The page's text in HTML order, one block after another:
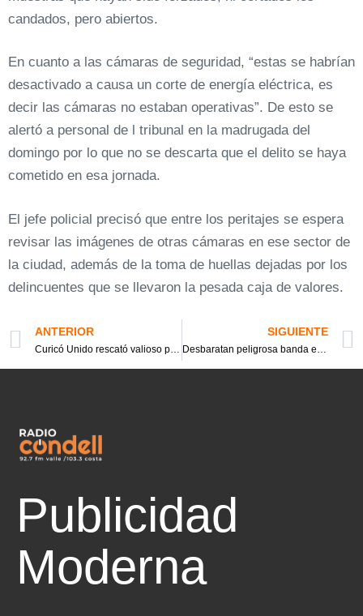
candados, pero abiertos.
En cuanto a las cámaras de seguridad, “estas se habrían
desactivado a causa un corte de energía eléctrica, es
decir las cámaras no estaban operativas”. De esto se
alertó a personal de l tribunal en la madrugada del
domingo por lo que no se descarta que el delito se haya
cometido en esa jornada.
El jefe policial precisó que entre los peritajes se espera
revisar las imágenes de otras cámaras en ese sector de
la ciudad, además de la toma de huellas dejadas por los
delincuentes que se llevaron la pesada caja de valores.
ANTERIOR
Curicó Unido rescató valioso punto en San Carlos de Apoquindo frente a la UC
SIGUIENTE
Desbaratan peligrosa banda especializada en la amplia gama de robos y asaltos
Publicidad
Moderna